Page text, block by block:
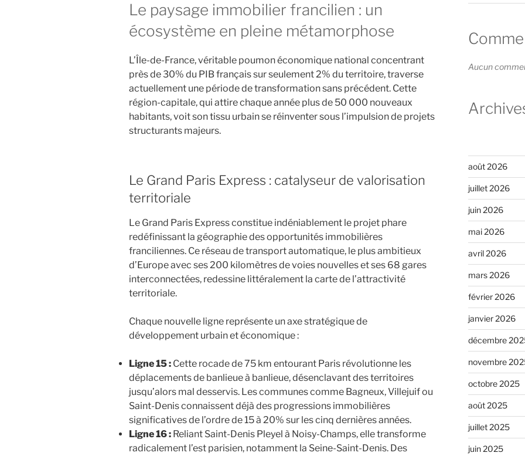
Le paysage immobilier francilien : un
écosystème en pleine métamorphose
L’Île-de-France, véritable poumon économique national concentrant
près de 30% du PIB français sur seulement 2% du territoire, traverse
actuellement une période de transformation sans précédent. Cette
région-capitale, qui attire chaque année plus de 50 000 nouveaux
habitants, voit son tissu urbain se réinventer sous l’impulsion de projets
structurants majeurs.
Le Grand Paris Express : catalyseur de valorisation
territoriale
Le Grand Paris Express constitue indéniablement le projet phare
redéfinissant la géographie des opportunités immobilières
franciliennes. Ce réseau de transport automatique, le plus ambitieux
d’Europe avec ses 200 kilomètres de voies nouvelles et ses 68 gares
interconnectées, redessine littéralement la carte de l’attractivité
territoriale.
Chaque nouvelle ligne représente un axe stratégique de
développement urbain et économique :
Ligne 15 : Cette rocade de 75 km entourant Paris révolutionne les
déplacements de banlieue à banlieue, désenclavant des territoires
jusqu’alors mal desservis. Les communes comme Bagneux, Villejuif ou
Saint-Denis connaissent déjà des progressions immobilières
significatives de l’ordre de 15 à 20% sur les cinq dernières années.
Ligne 16 : Reliant Saint-Denis Pleyel à Noisy-Champs, elle transforme
radicalement l’est parisien, notamment la Seine-Saint-Denis. Des
Aucun
août 2026
juillet 2026
juin 2026
mai 2026
avril 2026
mars 2026
février 2026
janvier 2026
décembre
novembre
octobre 2025
août 2025
juillet 2025
juin 2025